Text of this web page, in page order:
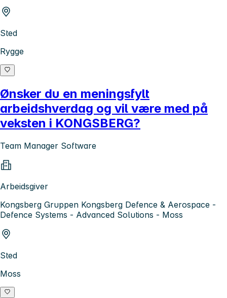
Sted
Rygge
Ønsker du en meningsfylt
arbeidshverdag og vil være med på
veksten i KONGSBERG?
Team Manager Software
Arbeidsgiver
Kongsberg Gruppen Kongsberg Defence & Aerospace -
Defence Systems - Advanced Solutions - Moss
Sted
Moss